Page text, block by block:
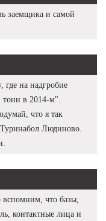
заемщика и самой
где на надгробие
в 2014-м".
что я так
Людиново.
что базы,
контактные лица и